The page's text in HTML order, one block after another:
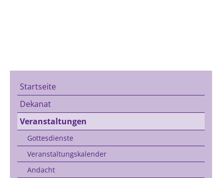
Startseite
Dekanat
Veranstaltungen
Gottesdienste
Veranstaltungskalender
Andacht